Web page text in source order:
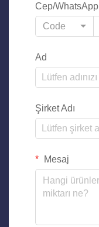
Cep/WhatsApp
Code
Ad
Şirket Adı
Mesaj